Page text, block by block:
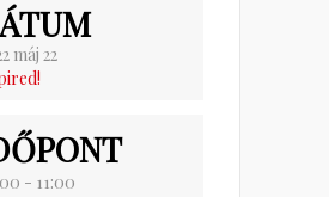
máj 22
- 11:00